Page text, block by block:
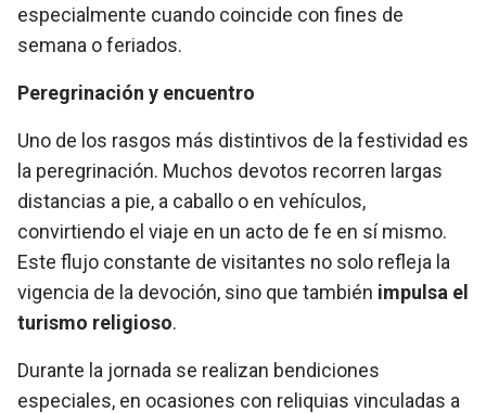
especialmente cuando coincide con fines de
semana o feriados.
Peregrinación y encuentro
Uno de los rasgos más distintivos de la festividad es
la peregrinación. Muchos devotos recorren largas
distancias a pie, a caballo o en vehículos,
convirtiendo el viaje en un acto de fe en sí mismo.
Este flujo constante de visitantes no solo refleja la
vigencia de la devoción, sino que también impulsa el
turismo religioso.
Durante la jornada se realizan bendiciones
especiales, en ocasiones con reliquias vinculadas a